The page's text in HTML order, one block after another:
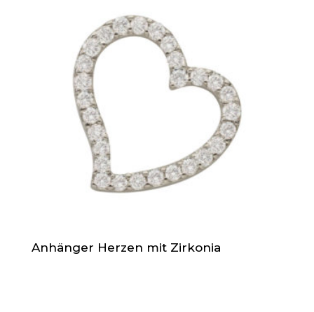
Anhänger Herzen mit Zirkonia